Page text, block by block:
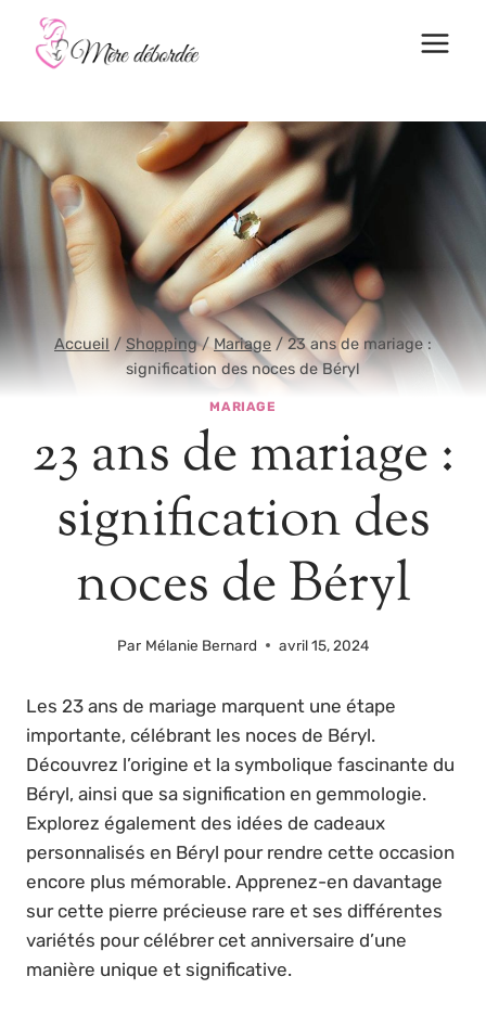
contenu
Accueil / Shopping / Mariage / 23 ans de mariage :
signification des noces de Béryl
MARIAGE
23 ans de mariage :
signification des
noces de Béryl
Par Mélanie Bernard avril 15, 2024
Les 23 ans de mariage marquent une étape
importante, célébrant les noces de Béryl.
Découvrez l’origine et la symbolique fascinante du
Béryl, ainsi que sa signification en gemmologie.
Explorez également des idées de cadeaux
personnalisés en Béryl pour rendre cette occasion
encore plus mémorable. Apprenez-en davantage
sur cette pierre précieuse rare et ses différentes
variétés pour célébrer cet anniversaire d’une
manière unique et significative.